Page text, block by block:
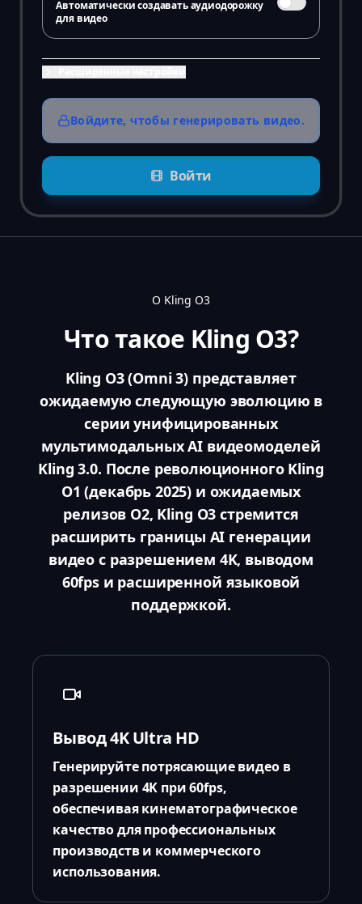
Автоматически создавать аудиодорожку
для видео
Войдите, чтобы генерировать видео.
Войти
О Kling O3
Что такое Kling O3?
Kling O3 (Omni 3) представляет
ожидаемую следующую эволюцию в
серии унифицированных
мультимодальных AI видеомоделей
Kling 3.0. После революционного Kling
O1 (декабрь 2025) и ожидаемых
релизов O2, Kling O3 стремится
расширить границы AI генерации
видео с разрешением 4K, выводом
60fps и расширенной языковой
поддержкой.
Вывод 4K Ultra HD
Генерируйте потрясающие видео в
разрешении 4K при 60fps,
обеспечивая кинематографическое
качество для профессиональных
производств и коммерческого
использования.